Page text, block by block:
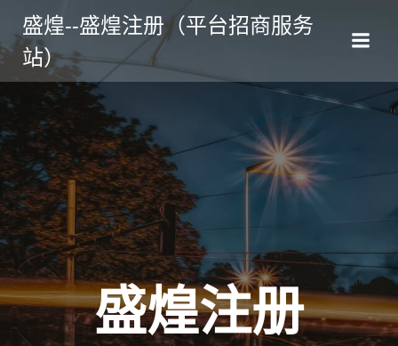
转
盛煌--盛煌注册（平台招商服务
站）
盛煌注册